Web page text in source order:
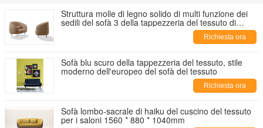
Struttura molle di legno solido di multi funzione dei
sedili del sofà 3 della tappezzeria del tessuto di
Richiesta ora
Sofà blu scuro della tappezzeria del tessuto, stile
moderno dell'europeo del sofà del tessuto
Richiesta ora
Sofà lombo-sacrale di haiku del cuscino del tessuto
per i saloni 1560 * 880 * 1040mm